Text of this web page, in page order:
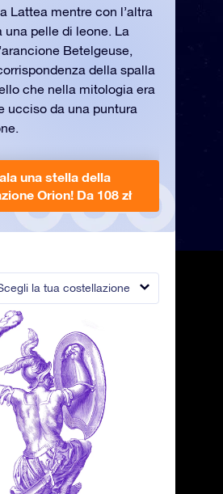
la tua costellazione
Lattea mentre con l’altra
una pelle di leone. La
Betelgeuse,
della spalla
che nella mitologia era
ucciso da una puntura
una stella della
Orion! Da 108 zł